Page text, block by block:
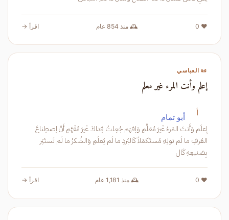
❤️ 0 🕰️ منذ 854 عام اقرأ →
📜 العباسي
إعلم وأنت المرء غير معلم
أ أبو تمام
إِعلَم وَأَنتَ المَرءُ غَيرَ مُعَلَّمِ وَاِفهَم جُعِلتُ فِداكَ غَيرَ مُفَهَّمِ أَنَّ اِصطِناعَ
العُرفِ ما لَم تولِهِ مُستَكمَلاً كَالبُردِ ما لَم يُعلَمِ وَالشُكرُ ما لَم تَستَتِر
بِصَنيعِهِ كَال
❤️ 0 🕰️ منذ 1,181 عام اقرأ →